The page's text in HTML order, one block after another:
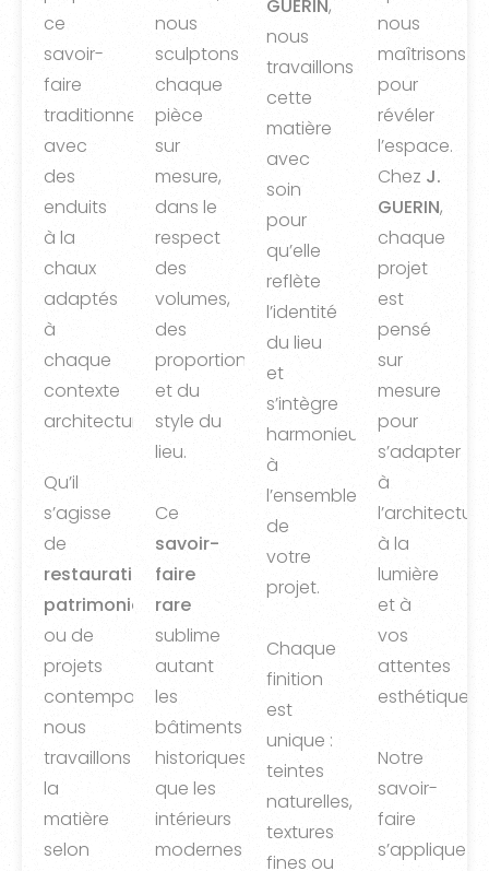
ce
savoir-
faire
traditionnel
avec
des
enduits
à la
chaux
adaptés
à
chaque
contexte
architectural.
Qu’il
s’agisse
de
restauration
patrimoniale
ou de
projets
contemporains,
nous
travaillons
la
matière
selon
nous
sculptons
chaque
pièce
sur
mesure,
dans le
respect
des
volumes,
des
proportions
et du
style du
lieu.
Ce
savoir-
faire
rare
sublime
autant
les
bâtiments
historiques
que les
intérieurs
modernes
GUERIN,
nous
travaillons
cette
matière
avec
soin
pour
qu’elle
reflète
l’identité
du lieu
et
s’intègre
harmonieusement
à
l’ensemble
de
votre
projet.
Chaque
finition
est
unique :
teintes
naturelles,
textures
fines ou
nous
maîtrisons
pour
révéler
l’espace.
Chez J.
GUERIN,
chaque
projet
est
pensé
sur
mesure
pour
s’adapter
à
à la
lumière
et à
vos
attentes
esthétiques.
Notre
savoir-
faire
s’applique